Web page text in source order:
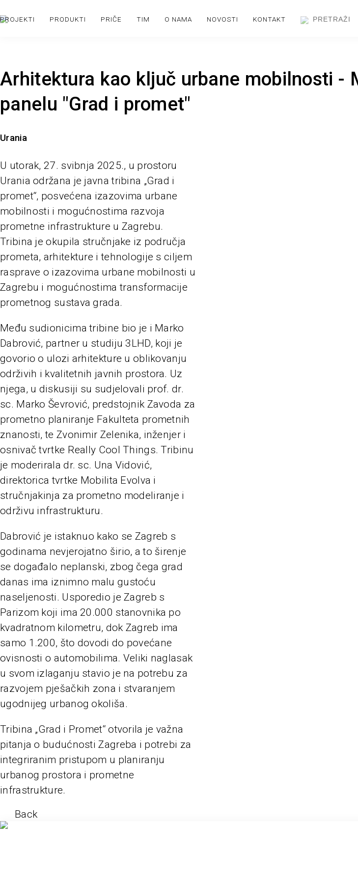
PROJEKTI PRODUKTI PRIČE TIM O NAMA NOVOSTI KONTAKT
Arhitektura kao ključ urbane mobilnosti -
panelu "Grad i promet"
Urania
U utorak, 27. svibnja 2025., u prostoru
Urania održana je javna tribina „Grad i
promet“, posvećena izazovima urbane
mobilnosti i mogućnostima razvoja
prometne infrastrukture u Zagrebu.
Tribina je okupila stručnjake iz područja
prometa, arhitekture i tehnologije s ciljem
rasprave o izazovima urbane mobilnosti u
Zagrebu i mogućnostima transformacije
prometnog sustava grada.
Među sudionicima tribine bio je i Marko
Dabrović, partner u studiju 3LHD, koji je
govorio o ulozi arhitekture u oblikovanju
održivih i kvalitetnih javnih prostora. Uz
njega, u diskusiji su sudjelovali prof. dr.
sc. Marko Ševrović, predstojnik Zavoda za
prometno planiranje Fakulteta prometnih
znanosti, te Zvonimir Zelenika, inženjer i
osnivač tvrtke Really Cool Things. Tribinu
je moderirala dr. sc. Una Vidović,
direktorica tvrtke Mobilita Evolva i
stručnjakinja za prometno modeliranje i
održivu infrastrukturu.
Dabrović je istaknuo kako se Zagreb s
godinama nevjerojatno širio, a to širenje
se događalo neplanski, zbog čega grad
danas ima iznimno malu gustoću
naseljenosti. Usporedio je Zagreb s
Parizom koji ima 20.000 stanovnika po
kvadratnom kilometru, dok Zagreb ima
samo 1.200, što dovodi do povećane
ovisnosti o automobilima. Veliki naglasak
u svom izlaganju stavio je na potrebu za
razvojem pješačkih zona i stvaranjem
ugodnijeg urbanog okoliša.
Tribina „Grad i Promet“ otvorila je važna
pitanja o budućnosti Zagreba i potrebi za
integriranim pristupom u planiranju
urbanog prostora i prometne
infrastrukture.
Back